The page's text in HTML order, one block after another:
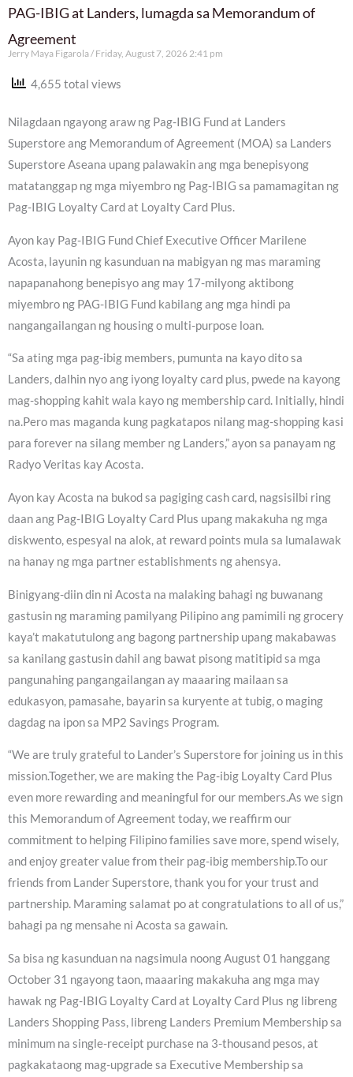
PAG-IBIG at Landers, lumagda sa Memorandum of
Agreement
Jerry Maya Figarola Friday, August 7, 2026 2:41 pm
4,655 total views
Nilagdaan ngayong araw ng Pag-IBIG Fund at Landers
Superstore ang Memorandum of Agreement (MOA) sa Landers
Superstore Aseana upang palawakin ang mga benepisyong
matatanggap ng mga miyembro ng Pag-IBIG sa pamamagitan ng
Pag-IBIG Loyalty Card at Loyalty Card Plus.
Ayon kay Pag-IBIG Fund Chief Executive Officer Marilene
Acosta, layunin ng kasunduan na mabigyan ng mas maraming
napapanahong benepisyo ang may 17-milyong aktibong
miyembro ng PAG-IBIG Fund kabilang ang mga hindi pa
nangangailangan ng housing o multi-purpose loan.
“Sa ating mga pag-ibig members, pumunta na kayo dito sa
Landers, dalhin nyo ang iyong loyalty card plus, pwede na kayong
mag-shopping kahit wala kayo ng membership card. Initially, hindi
na.Pero mas maganda kung pagkatapos nilang mag-shopping kasi
para forever na silang member ng Landers,” ayon sa panayam ng
Radyo Veritas kay Acosta.
Ayon kay Acosta na bukod sa pagiging cash card, nagsisilbi ring
daan ang Pag-IBIG Loyalty Card Plus upang makakuha ng mga
diskwento, espesyal na alok, at reward points mula sa lumalawak
na hanay ng mga partner establishments ng ahensya.
Binigyang-diin din ni Acosta na malaking bahagi ng buwanang
gastusin ng maraming pamilyang Pilipino ang pamimili ng grocery
kaya’t makatutulong ang bagong partnership upang makabawas
sa kanilang gastusin dahil ang bawat pisong matitipid sa mga
pangunahing pangangailangan ay maaaring mailaan sa
edukasyon, pamasahe, bayarin sa kuryente at tubig, o maging
dagdag na ipon sa MP2 Savings Program.
“We are truly grateful to Lander’s Superstore for joining us in this
mission.Together, we are making the Pag-ibig Loyalty Card Plus
even more rewarding and meaningful for our members.As we sign
this Memorandum of Agreement today, we reaffirm our
commitment to helping Filipino families save more, spend wisely,
and enjoy greater value from their pag-ibig membership.To our
friends from Lander Superstore, thank you for your trust and
partnership. Maraming salamat po at congratulations to all of us,”
bahagi pa ng mensahe ni Acosta sa gawain.
Sa bisa ng kasunduan na nagsimula noong August 01 hanggang
October 31 ngayong taon, maaaring makakuha ang mga may
hawak ng Pag-IBIG Loyalty Card at Loyalty Card Plus ng libreng
Landers Shopping Pass, libreng Landers Premium Membership sa
minimum na single-receipt purchase na 3-thousand pesos, at
pagkakataong mag-upgrade sa Executive Membership sa